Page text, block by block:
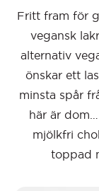
Fritt fram för
vegansk
alternativ
önskar ett
minsta spår
här är
mjölkfri
toppad